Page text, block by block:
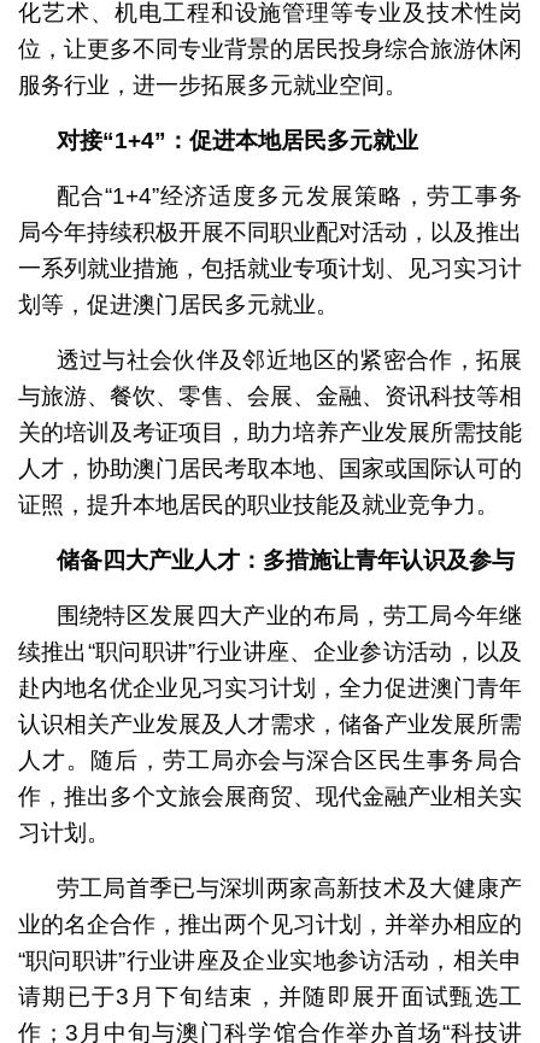
化艺术、机电工程和设施管理等专业及技术性岗
位，让更多不同专业背景的居民投身综合旅游休闲
服务行业，进一步拓展多元就业空间。
对接“1+4”：促进本地居民多元就业
配合“1+4”经济适度多元发展策略，劳工事务
局今年持续积极开展不同职业配对活动，以及推出
一系列就业措施，包括就业专项计划、见习实习计
划等，促进澳门居民多元就业。
透过与社会伙伴及邻近地区的紧密合作，拓展
与旅游、餐饮、零售、会展、金融、资讯科技等相
关的培训及考证项目，助力培养产业发展所需技能
人才，协助澳门居民考取本地、国家或国际认可的
证照，提升本地居民的职业技能及就业竞争力。
储备四大产业人才：多措施让青年认识及参与
围绕特区发展四大产业的布局，劳工局今年继
续推出“职问职讲”行业讲座、企业参访活动，以及
赴内地名优企业见习实习计划，全力促进澳门青年
认识相关产业发展及人才需求，储备产业发展所需
人才。随后，劳工局亦会与深合区民生事务局合
作，推出多个文旅会展商贸、现代金融产业相关实
习计划。
劳工局首季已与深圳两家高新技术及大健康产
业的名企合作，推出两个见习计划，并举办相应的
“职问职讲”行业讲座及企业实地参访活动，相关申
请期已于3月下旬结束，并随即展开面试甄选工
作；3月中旬与澳门科学馆合作举办首场“科技讲